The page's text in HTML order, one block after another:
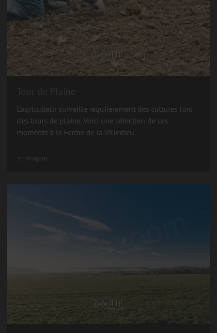
L'agriculteur surveille régulièrement des cultures lors
des tours de plaine. Voici une sélection de ces
moments à la Ferme de la Villedieu.
41 imagens